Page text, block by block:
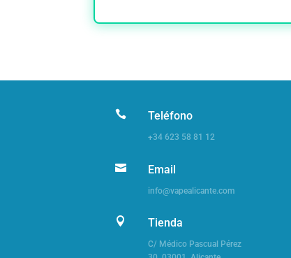
 Teléfono
+34 623 58 81 12
 Email
info@vapealicante.com
 Tienda
C/ Médico Pascual Pérez